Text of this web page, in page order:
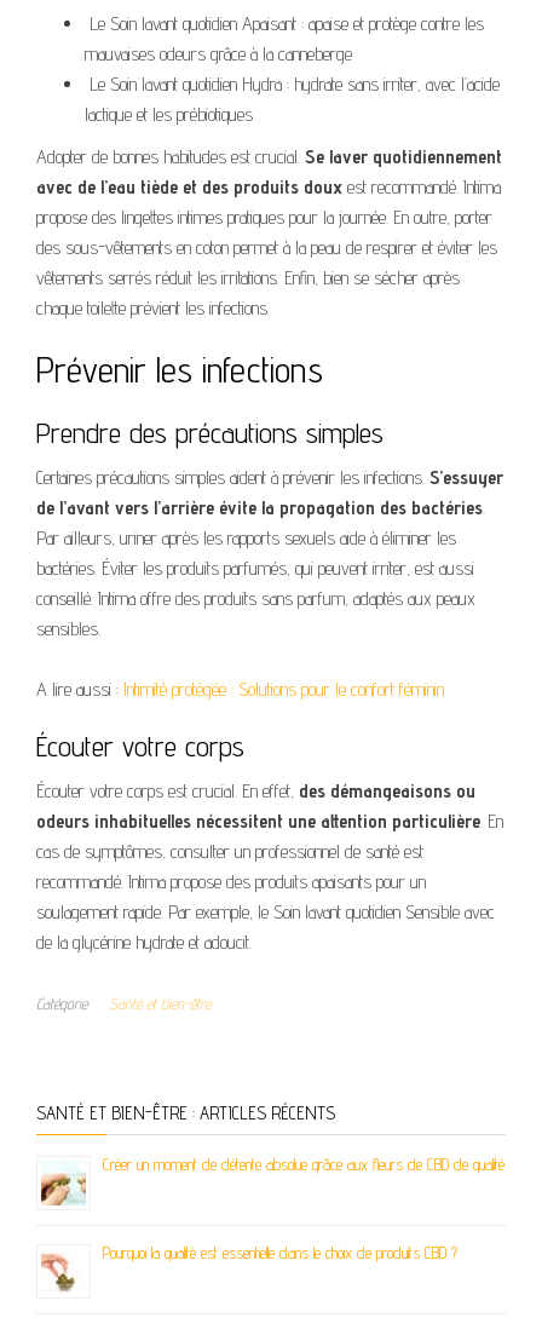
Le Soin lavant quotidien Apaisant : apaise et protège contre les
mauvaises odeurs grâce à la canneberge
Le Soin lavant quotidien Hydra : hydrate sans irriter, avec l’acide
lactique et les prébiotiques
Adopter de bonnes habitudes est crucial. Se laver quotidiennement
avec de l’eau tiède et des produits doux est recommandé. Intima
propose des lingettes intimes pratiques pour la journée. En outre, porter
des sous-vêtements en coton permet à la peau de respirer et éviter les
vêtements serrés réduit les irritations. Enfin, bien se sécher après
chaque toilette prévient les infections.
Prévenir les infections
Prendre des précautions simples
Certaines précautions simples aident à prévenir les infections. S’essuyer
de l’avant vers l’arrière évite la propagation des bactéries.
Par ailleurs, uriner après les rapports sexuels aide à éliminer les
bactéries. Éviter les produits parfumés, qui peuvent irriter, est aussi
conseillé. Intima offre des produits sans parfum, adaptés aux peaux
sensibles.
A lire aussi : Intimité protégée : Solutions pour le confort féminin
Écouter votre corps
Écouter votre corps est crucial. En effet, des démangeaisons ou
odeurs inhabituelles nécessitent une attention particulière. En
cas de symptômes, consulter un professionnel de santé est
recommandé. Intima propose des produits apaisants pour un
soulagement rapide. Par exemple, le Soin lavant quotidien Sensible avec
de la glycérine hydrate et adoucit.
Catégorie Santé et bien-être
SANTÉ ET BIEN-ÊTRE : ARTICLES RÉCENTS
Créer un moment de détente absolue grâce aux fleurs de CBD de qualité
Pourquoi la qualité est essentielle dans le choix de produits CBD ?